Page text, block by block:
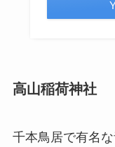
高山稲荷神社
千本鳥居で有名